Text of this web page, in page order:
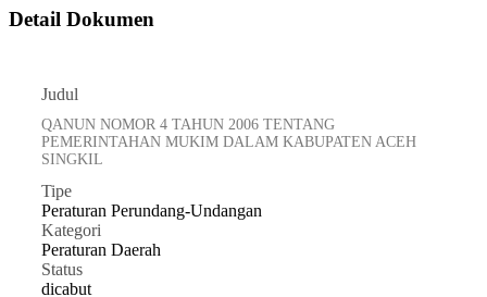
Detail Dokumen
Judul
QANUN NOMOR 4 TAHUN 2006 TENTANG
PEMERINTAHAN MUKIM DALAM KABUPATEN ACEH
SINGKIL
Tipe
Peraturan Perundang-Undangan
Kategori
Peraturan Daerah
Status
dicabut